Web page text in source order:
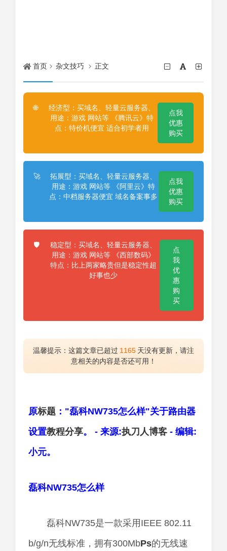
首页 杂文技巧 正文
🌐
经济型：买域名、轻量云服务器、
用途：游戏 网站等 《腾讯云》特
点：特价机便宜 适合初学者用
点我
优惠
购买
🚀
拓展型：买域名、轻量云服务器、
用途：游戏 网站等 《阿里云》特
点：中档服务器便宜 域名备案事多
点我
优惠
购买
🛡️
稳定型：买域名、轻量云服务器、
用途：游戏 网站等 《西部数码》
特点：比上两家略贵但是稳定性超
好事也少
点
我
优
惠
购
买
温馨提示：这篇文章已超过 1165 天没有更新，请注
意相关的内容是否还可用！
原标题 ："磊科NW735怎么样"关于路由器
设置教程分享。 - 来源:执刀人博客 - 编辑:
小元。
磊科NW735怎么样
磊科NW735是一款采用IEEE 802.11
b/g/n无线标准，拥有300MbPs的无线速